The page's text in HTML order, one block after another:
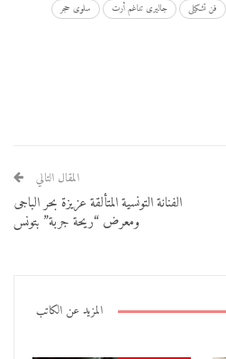
فن تشكيلى جاليرى تناغم أرت
سلوى حجر
المقال التالي
الفنانة التونسية المتألقة عزيزة بحر الباجى
ومعرض “ريحة جربة” بتونس
المزيد عن الكاتب